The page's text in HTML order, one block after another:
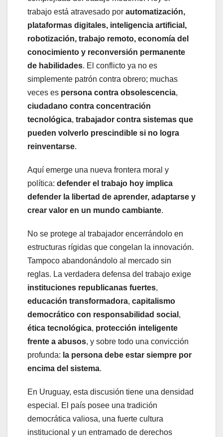
trabajo está atravesado por automatización,
plataformas digitales, inteligencia artificial,
robotización, trabajo remoto, economía del
conocimiento y reconversión permanente
de habilidades. El conflicto ya no es
simplemente patrón contra obrero; muchas
veces es persona contra obsolescencia,
ciudadano contra concentración
tecnológica, trabajador contra sistemas que
pueden volverlo prescindible si no logra
reinventarse.
Aquí emerge una nueva frontera moral y
política: defender el trabajo hoy implica
defender la libertad de aprender, adaptarse y
crear valor en un mundo cambiante.
No se protege al trabajador encerrándolo en
estructuras rígidas que congelan la innovación.
Tampoco abandonándolo al mercado sin
reglas. La verdadera defensa del trabajo exige
instituciones republicanas fuertes,
educación transformadora, capitalismo
democrático con responsabilidad social ,
ética tecnológica, protección inteligente
frente a abusos, y sobre todo una convicción
profunda: la persona debe estar siempre por
encima del sistema.
En Uruguay, esta discusión tiene una densidad
especial. El país posee una tradición
democrática valiosa, una fuerte cultura
institucional y un entramado de derechos